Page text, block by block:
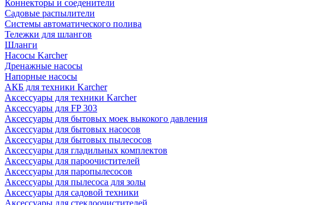
Коннекторы и соеденители
Садовые распылители
Системы автоматического полива
Тележки для шлангов
Шланги
Насосы Karcher
Дренажные насосы
Напорные насосы
АКБ для техники Karcher
Аксессуары для техники Karcher
Аксессуары для FP 303
Аксессуары для бытовых моек выкокого давления
Аксессуары для бытовых насосов
Аксессуары для бытовых пылесосов
Аксессуары для гладильных комплектов
Аксессуары для пароочистителей
Аксессуары для паропылесосов
Аксессуары для пылесоса для золы
Аксессуары для садовой техники
Аксессуары для стеклоочистителей